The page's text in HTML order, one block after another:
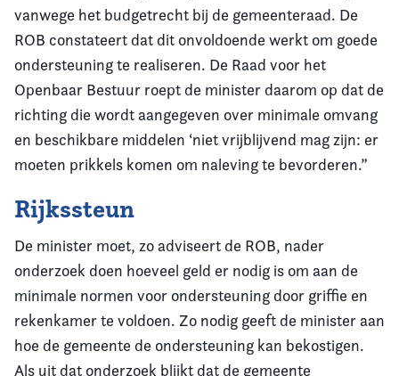
vanwege het budgetrecht bij de gemeenteraad. De
ROB constateert dat dit onvoldoende werkt om goede
ondersteuning te realiseren. De Raad voor het
Openbaar Bestuur roept de minister daarom op dat de
richting die wordt aangegeven over minimale omvang
en beschikbare middelen ‘niet vrijblijvend mag zijn: er
moeten prikkels komen om naleving te bevorderen.”
Rijkssteun
De minister moet, zo adviseert de ROB, nader
onderzoek doen hoeveel geld er nodig is om aan de
minimale normen voor ondersteuning door griffie en
rekenkamer te voldoen. Zo nodig geeft de minister aan
hoe de gemeente de ondersteuning kan bekostigen.
Als uit dat onderzoek blijkt dat de gemeente